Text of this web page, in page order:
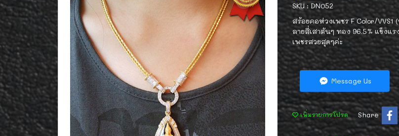
SKU : DN052
สร้อยคอห่วงเพชร F Color/VVS1
ลายสี่เสาตันๆ ทอง 96.5% แข็งแ
เพชรสวยสุดๆค่ะ
Message Us
เพิ่มรายการโปรด Share